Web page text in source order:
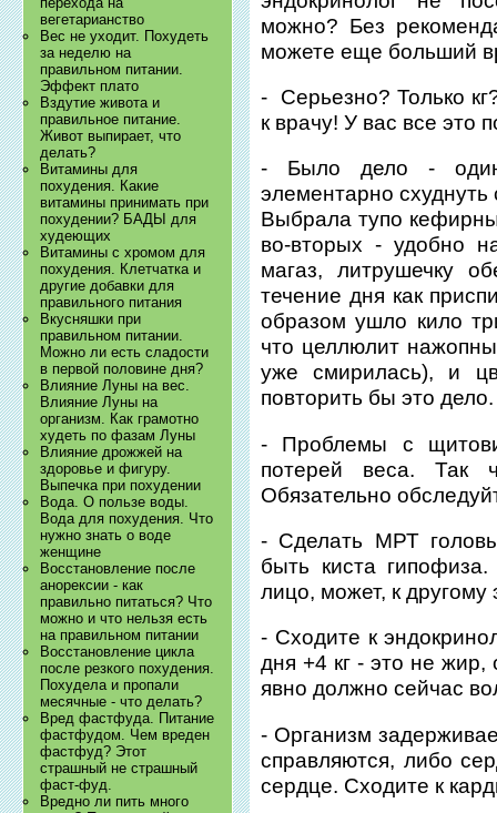
вегетарианство
Вес не уходит. Похудеть
за неделю на
правильном питании.
Эффект плато
Вздутие живота и
правильное питание.
Живот выпирает, что
делать?
Витамины для
похудения. Какие
витамины принимать при
похудении? БАДЫ для
худеющих
Витамины с хромом для
похудения. Клетчатка и
другие добавки для
правильного питания
Вкусняшки при
правильном питании.
Можно ли есть сладости
в первой половине дня?
Влияние Луны на вес.
Влияние Луны на
организм. Как грамотно
худеть по фазам Луны
Влияние дрожжей на
здоровье и фигуру.
Выпечка при похудении
Вода. О пользе воды.
Вода для похудения. Что
нужно знать о воде
женщине
Восстановление после
анорексии - как
правильно питаться? Что
можно и что нельзя есть
на правильном питании
Восстановление цикла
после резкого похудения.
Похудела и пропали
месячные - что делать?
Вред фастфуда. Питание
фастфудом. Чем вреден
фастфуд? Этот
страшный не страшный
фаст-фуд.
Вредно ли пить много
можно? Без
можете еще больший
- Серьезно? Только
к врачу! У вас все это
- Было дело -
элементарно схуднуть
Выбрала тупо
во-вторых - удобно
магаз, литрушечку
течение дня как
образом ушло кило
что целлюлит
уже смирилась), и
повторить бы это дело.
- Проблемы с
потерей веса. Так
Обязательно
- Сделать МРТ
быть киста
лицо, может, к другому
- Сходите к
дня +4 кг - это не жир,
явно должно сейчас
- Организм
справляются, либо
сердце. Сходите к